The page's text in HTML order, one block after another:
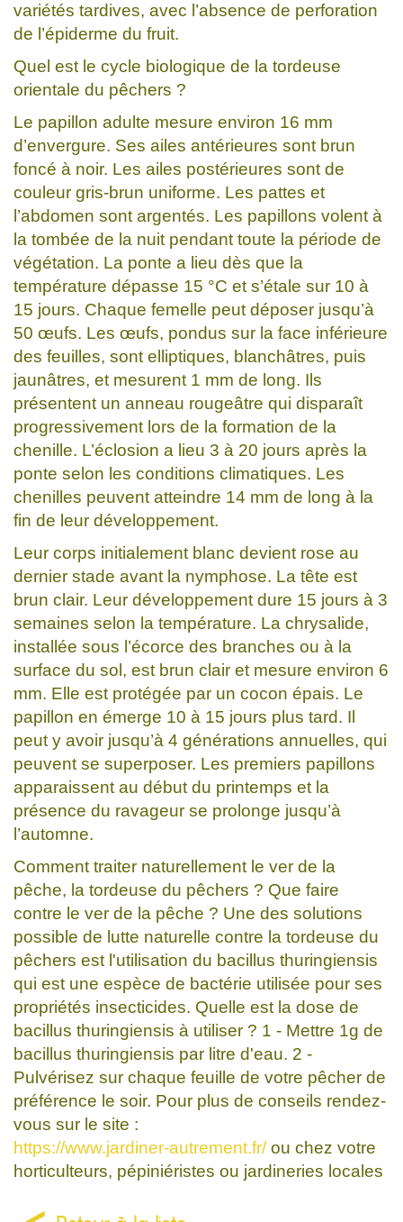
variétés tardives, avec l’absence de perforation
de l’épiderme du fruit.
Quel est le cycle biologique de la tordeuse
orientale du pêchers ?
Le papillon adulte mesure environ 16 mm
d’envergure. Ses ailes antérieures sont brun
foncé à noir. Les ailes postérieures sont de
couleur gris-brun uniforme. Les pattes et
l’abdomen sont argentés. Les papillons volent à
la tombée de la nuit pendant toute la période de
végétation. La ponte a lieu dès que la
température dépasse 15 °C et s’étale sur 10 à
15 jours. Chaque femelle peut déposer jusqu’à
50 œufs. Les œufs, pondus sur la face inférieure
des feuilles, sont elliptiques, blanchâtres, puis
jaunâtres, et mesurent 1 mm de long. Ils
présentent un anneau rougeâtre qui disparaît
progressivement lors de la formation de la
chenille. L’éclosion a lieu 3 à 20 jours après la
ponte selon les conditions climatiques. Les
chenilles peuvent atteindre 14 mm de long à la
fin de leur développement.
Leur corps initialement blanc devient rose au
dernier stade avant la nymphose. La tête est
brun clair. Leur développement dure 15 jours à 3
semaines selon la température. La chrysalide,
installée sous l’écorce des branches ou à la
surface du sol, est brun clair et mesure environ 6
mm. Elle est protégée par un cocon épais. Le
papillon en émerge 10 à 15 jours plus tard. Il
peut y avoir jusqu’à 4 générations annuelles, qui
peuvent se superposer. Les premiers papillons
apparaissent au début du printemps et la
présence du ravageur se prolonge jusqu’à
l’automne.
Comment traiter naturellement le ver de la
pêche, la tordeuse du pêchers ? Que faire
contre le ver de la pêche ? Une des solutions
possible de lutte naturelle contre la tordeuse du
pêchers est l'utilisation du bacillus thuringiensis
qui est une espèce de bactérie utilisée pour ses
propriétés insecticides. Quelle est la dose de
bacillus thuringiensis à utiliser ? 1 - Mettre 1g de
bacillus thuringiensis par litre d'eau. 2 -
Pulvérisez sur chaque feuille de votre pêcher de
préférence le soir. Pour plus de conseils rendez-
vous sur le site :
https://www.jardiner-autrement.fr/ou chez votre
horticulteurs, pépiniéristes ou jardineries locales